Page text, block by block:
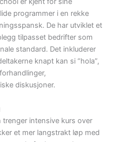
programmer i en rekke
De har utviklet et
tilpasset bedrifter som
standard. Det inkluderer
knapt kan si “hola”,
diskusjoner.
trenger intensive kurs over
et mer langstrakt løp med